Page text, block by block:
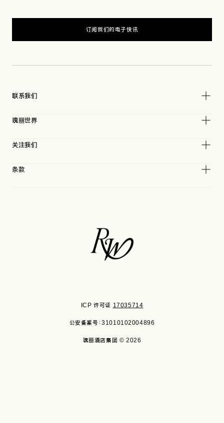
订阅我们的电子快讯
联系我们
瑰丽世界
关注我们
条款
ICP 许可证 17035714
公安备案号：31010102004896
瑰丽酒店集团 © 2026